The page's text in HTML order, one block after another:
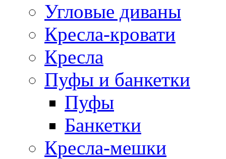
Угловые диваны
Кресла-кровати
Кресла
Пуфы и банкетки
Пуфы
Банкетки
Кресла-мешки